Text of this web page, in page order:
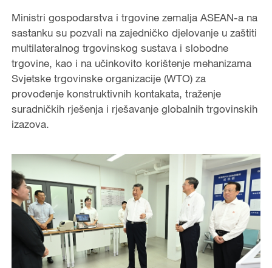
Ministri gospodarstva i trgovine zemalja ASEAN-a na
sastanku su pozvali na zajedničko djelovanje u zaštiti
multilateralnog trgovinskog sustava i slobodne
trgovine, kao i na učinkovito korištenje mehanizama
Svjetske trgovinske organizacije (WTO) za
provođenje konstruktivnih kontakata, traženje
suradničkih rješenja i rješavanje globalnih trgovinskih
izazova.